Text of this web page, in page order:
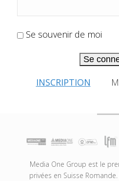
Se souvenir de moi
Se
INSCRIPTION
Media One Group est le
privées en Suisse